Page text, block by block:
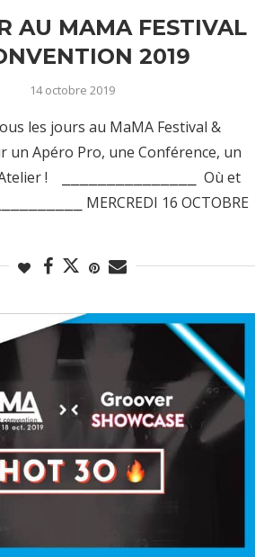
AU MAMA FESTIVAL
2019
14 octobre 2019
les jours au MaMA Festival &
Apéro Pro, une Conférence, un
Atelier ! ⎯⎯⎯⎯⎯⎯⎯⎯⎯⎯⎯⎯⎯⎯⎯ Où et
MERCREDI 16 OCTOBRE